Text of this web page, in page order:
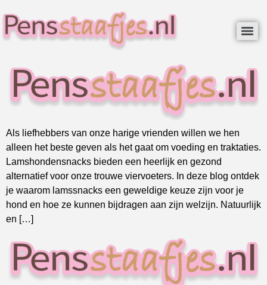
Als liefhebbers van onze harige vrienden willen we hen
alleen het beste geven als het gaat om voeding en traktaties.
Lamshondensnacks bieden een heerlijk en gezond
alternatief voor onze trouwe viervoeters. In deze blog ontdek
je waarom lamssnacks een geweldige keuze zijn voor je
hond en hoe ze kunnen bijdragen aan zijn welzijn. Natuurlijk
en […]